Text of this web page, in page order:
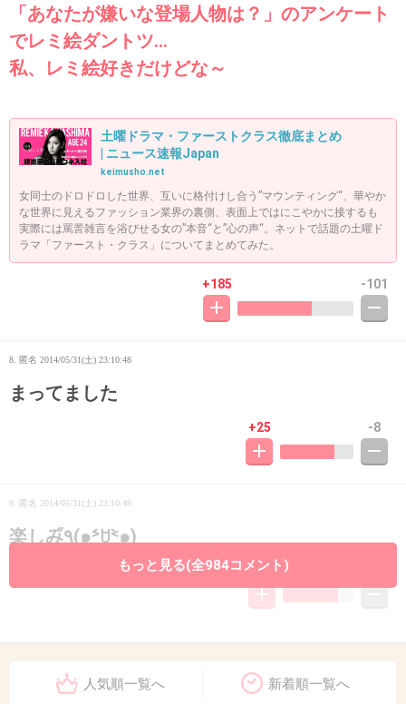
「あなたが嫌いな登場人物は？」のアンケート
でレミ絵ダントツ…
私、レミ絵好きだけどな～
土曜ドラマ・ファーストクラス徹底まとめ
| ニュース速報Japan
keimusho.net
女同士のドロドロした世界、互いに格付けし合う”マウンティング“、華やか
な世界に見えるファッション業界の裏側、表面上ではにこやかに接するも
実際には罵詈雑言を浴びせる女の”本音“と”心の声“。ネットで話題の土曜ド
ラマ「ファースト・クラス」についてまとめてみた。
+185 -101
8. 匿名 2014/05/31(土) 23:10:48
まってました
+25 -8
9. 匿名 2014/05/31(土) 23:10:49
楽しみ٩̋(๑˃́ꇴ˂̀๑)
+23
待ってたわーー!!
もっと見る(全984コメント)
人気順一覧へ 新着順一覧へ